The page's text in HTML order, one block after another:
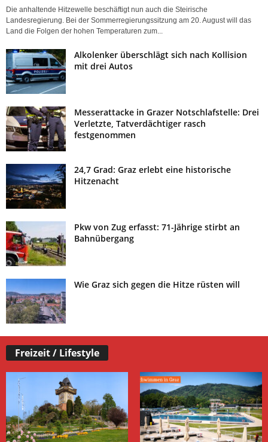
Die anhaltende Hitzewelle beschäftigt nun auch die Steirische
Landesregierung. Bei der Sommerregierungssitzung am 20. August will das
Land die Folgen der hohen Temperaturen zum...
Alkolenker überschlägt sich nach Kollision
mit drei Autos
Messerattacke in Grazer Notschlafstelle: Drei
Verletzte, Tatverdächtiger rasch
festgenommen
24,7 Grad: Graz erlebt eine historische
Hitzenacht
Pkw von Zug erfasst: 71-Jährige stirbt an
Bahnübergang
Wie Graz sich gegen die Hitze rüsten will
Freizeit / Lifestyle